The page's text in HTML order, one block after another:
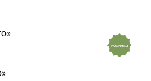
новинка